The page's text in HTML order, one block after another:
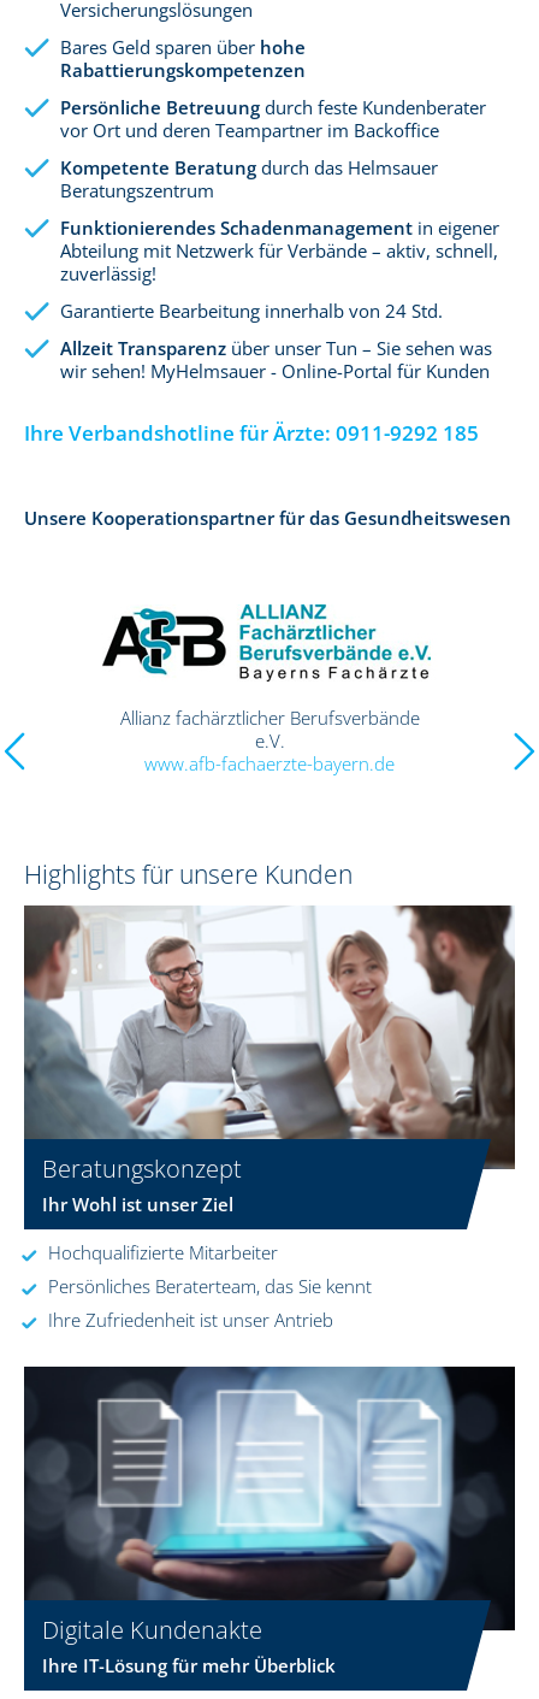
Versicherungslösungen
Bares Geld sparen über hohe
Rabattierungskompetenzen
Persönliche Betreuung durch feste Kundenberater
vor Ort und deren Teampartner im Backoffice
Kompetente Beratung durch das Helmsauer
Beratungszentrum
Funktionierendes Schadenmanagement in eigener
Abteilung mit Netzwerk für Verbände – aktiv, schnell,
zuverlässig!
Garantierte Bearbeitung innerhalb von 24 Std.
Allzeit Transparenz über unser Tun – Sie sehen was
wir sehen! MyHelmsauer - Online-Portal für Kunden
Ihre Verbandshotline für Ärzte: 0911-9292 185
Unsere Kooperationspartner für das Gesundheitswesen
Anästhesie-Netz Deutschland e. V.
www.anaesthesie-netz-deutschland.de
Highlights für unsere Kunden
Beratungskonzept
Ihr Wohl ist unser Ziel
Hochqualifizierte Mitarbeiter
Persönliches Beraterteam, das Sie kennt
Ihre Zufriedenheit ist unser Antrieb
Digitale Kundenakte
Ihre IT-Lösung für mehr Überblick